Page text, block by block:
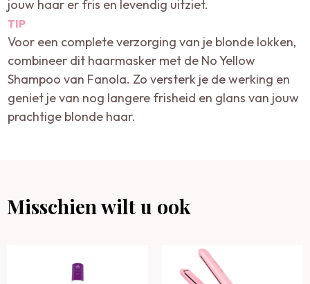
jouw haar er fris en levendig uitziet.
TIP
Voor een complete verzorging van je blonde lokken,
combineer dit haarmasker met de No Yellow
Shampoo van Fanola. Zo versterk je de werking en
geniet je van nog langere frisheid en glans van jouw
prachtige blonde haar.
Misschien wilt u ook